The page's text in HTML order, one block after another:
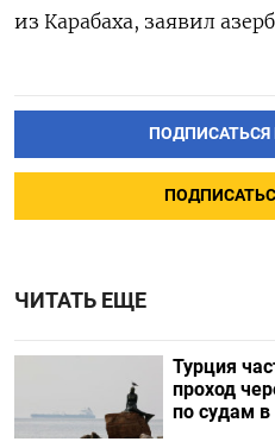
из Карабаха, заявил
ПОДПИСАТЬСЯ
ЧИТАТЬ ЕЩЕ
Турция
проход
по судам